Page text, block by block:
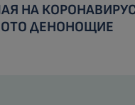
НА
ДЕНОНОЩИЕ